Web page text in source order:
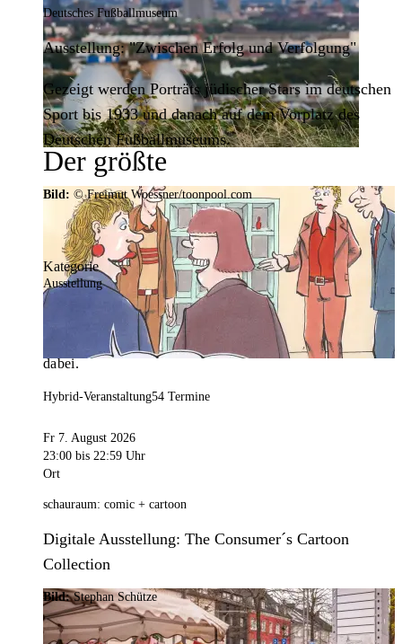
Der größte
Veranstaltungskalender der
Region
Mit weit über 4.000 Terminen ist der
Veranstaltungskalender der Stadt Dortmund der
umfangreichste der Region. Hier ist für alle was
dabei.
Deutsches Fußballmuseum
Ausstellung: "Zwischen Erfolg und Verfolgung"
Gezeigt werden Porträts jüdischer Stars im deutschen
Sport bis 1933 und danach auf dem Vorplatz des
Deutschen Fußballmuseums.
Bild: © Freimut Woessner/toonpool.com
Kategorie
Ausstellung
Hybrid-Veranstaltung54 Termine
Fr 7. August 2026
23:00 bis 22:59 Uhr
Ort
schauraum: comic + cartoon
Digitale Ausstellung: The Consumer´s Cartoon
Collection
Bild:Stephan Schütze